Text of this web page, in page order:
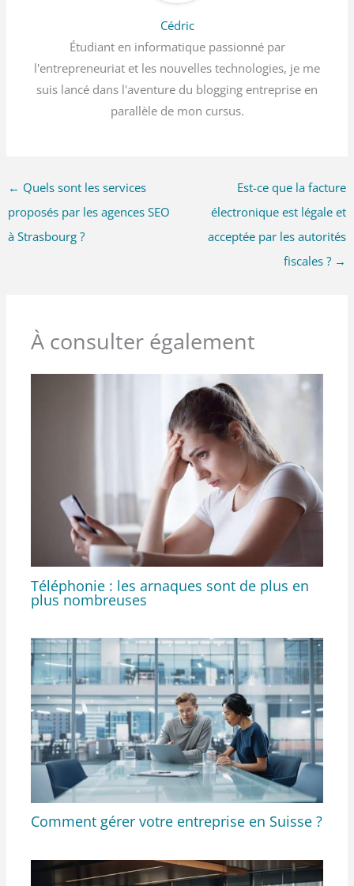
Cédric
Étudiant en informatique passionné par
l'entrepreneuriat et les nouvelles technologies, je me
suis lancé dans l'aventure du blogging entreprise en
parallèle de mon cursus.
← Quels sont les services
proposés par les agences SEO
à Strasbourg ?
Est-ce que la facture
électronique est légale et
acceptée par les autorités
fiscales ? →
À consulter également
Téléphonie : les arnaques sont de plus en
plus nombreuses
Comment gérer votre entreprise en Suisse ?